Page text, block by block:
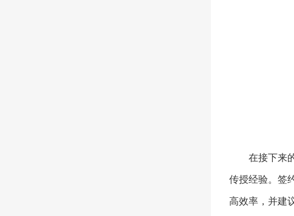
在接下来
传授经验。签
高效率，并建